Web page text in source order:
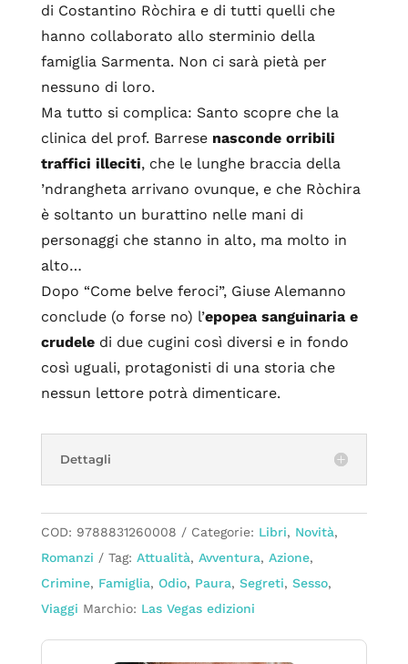
di Costantino Ròchira e di tutti quelli che
hanno collaborato allo sterminio della
famiglia Sarmenta. Non ci sarà pietà per
nessuno di loro.
Ma tutto si complica: Santo scopre che la
clinica del prof. Barrese nasconde orribili
traffici illeciti, che le lunghe braccia della
’ndrangheta arrivano ovunque, e che Ròchira
è soltanto un burattino nelle mani di
personaggi che stanno in alto, ma molto in
alto…
Dopo “Come belve feroci”, Giuse Alemanno
conclude (o forse no) l’epopea sanguinaria e
crudeledi due cugini così diversi e in fondo
così uguali, protagonisti di una storia che
nessun lettore potrà dimenticare.
Dettagli
COD: 9788831260008 Categorie: Libri, Novità,
Romanzi
Tag: Attualità, Avventura, Azione,
Crimine, Famiglia, Odio, Paura, Segreti, Sesso,
Viaggi Marchio: Las Vegas edizioni